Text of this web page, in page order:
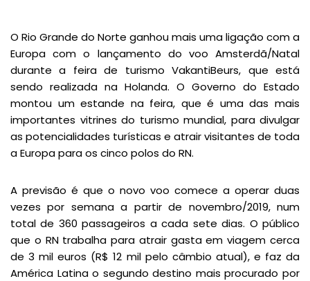
O Rio Grande do Norte ganhou mais uma ligação com a
Europa com o lançamento do voo Amsterdã/Natal
durante a feira de turismo VakantiBeurs, que está
sendo realizada na Holanda. O Governo do Estado
montou um estande na feira, que é uma das mais
importantes vitrines do turismo mundial, para divulgar
as potencialidades turísticas e atrair visitantes de toda
a Europa para os cinco polos do RN.
A previsão é que o novo voo comece a operar duas
vezes por semana a partir de novembro/2019, num
total de 360 passageiros a cada sete dias. O público
que o RN trabalha para atrair gasta em viagem cerca
de 3 mil euros (R$ 12 mil pelo câmbio atual), e faz da
América Latina o segundo destino mais procurado por